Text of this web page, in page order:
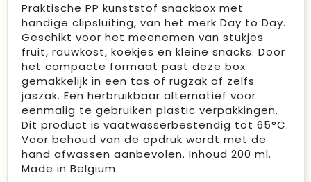
Praktische PP kunststof snackbox met
handige clipsluiting, van het merk Day to Day.
Geschikt voor het meenemen van stukjes
fruit, rauwkost, koekjes en kleine snacks. Door
het compacte formaat past deze box
gemakkelijk in een tas of rugzak of zelfs
jaszak. Een herbruikbaar alternatief voor
eenmalig te gebruiken plastic verpakkingen.
Dit product is vaatwasserbestendig tot 65°C.
Voor behoud van de opdruk wordt met de
hand afwassen aanbevolen. Inhoud 200 ml.
Made in Belgium.